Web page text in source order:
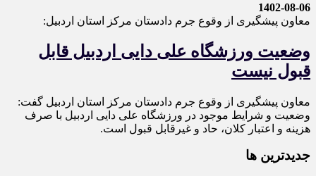
1402-08-06
معاون پیشگیری از وقوع جرم دادستان مرکز استان اردبیل:
وضعیت ورزشگاه علی دایی اردبیل قابل
قبول نیست
معاون پیشگیری از وقوع جرم دادستان مرکز استان اردبیل گفت:
وضعیت و شرایط موجود در ورزشگاه علی دایی اردبیل با صرف
هزینه و اعتبار کلان، حاد و غیرقابل قبول است.
جديدترين ها